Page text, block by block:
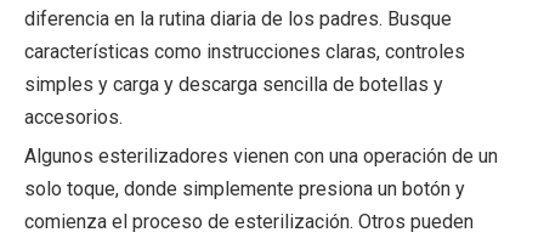
diferencia en la rutina diaria de los padres. Busque
características como instrucciones claras, controles
simples y carga y descarga sencilla de botellas y
accesorios.
Algunos esterilizadores vienen con una operación de un
solo toque, donde simplemente presiona un botón y
comienza el proceso de esterilización. Otros pueden